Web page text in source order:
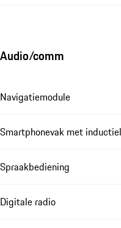
Audio/comm
Navigatiemodule
Smartphonevak met
Spraakbediening
Digitale radio